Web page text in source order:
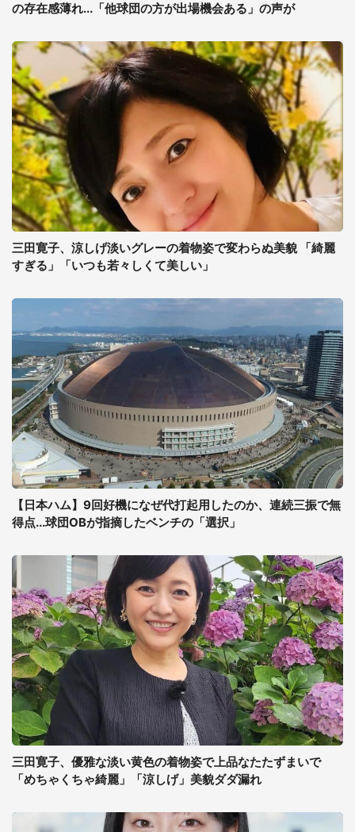
の存在感薄れ...「他球団の方が出場機会ある」の声が
三田寛子、涼しげ淡いグレーの着物姿で変わらぬ美貌 「綺麗
すぎる」「いつも若々しくて美しい」
【日本ハム】9回好機になぜ代打起用したのか、連続三振で無
得点...球団OBが指摘したベンチの「選択」
三田寛子、優雅な淡い黄色の着物姿で上品なたたずまいで
「めちゃくちゃ綺麗」「涼しげ」美貌ダダ漏れ